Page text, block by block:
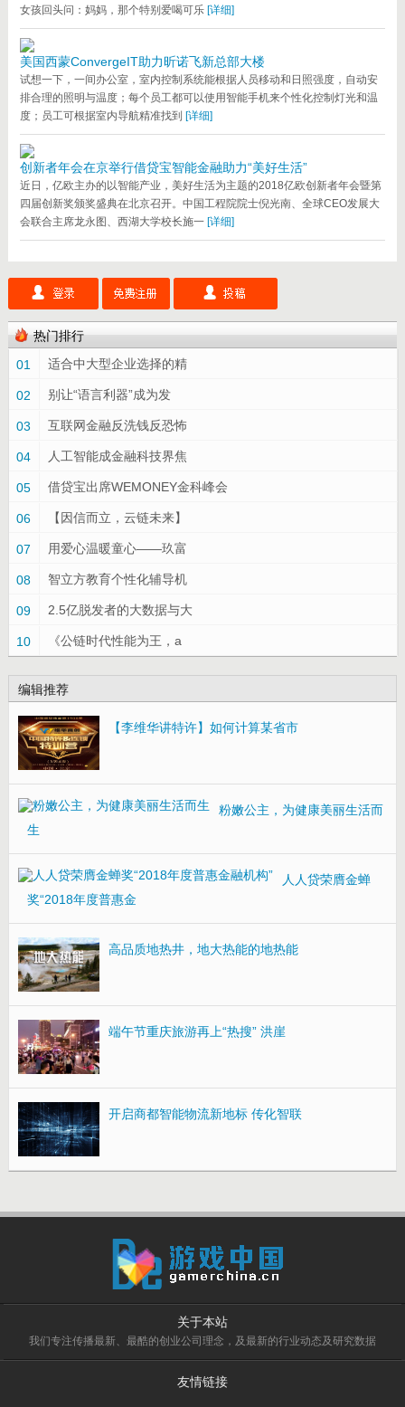
女孩回头问：妈妈，那个特别爱喝可乐 [详细]
美国西蒙ConvergeIT助力昕诺飞新总部大楼
试想一下，一间办公室，室内控制系统能根据人员移动和日照强度，自动安
排合理的照明与温度；每个员工都可以使用智能手机来个性化控制灯光和温
度；员工可根据室内导航精准找到 [详细]
创新者年会在京举行借贷宝智能金融助力“美好生活”
近日，亿欧主办的以智能产业，美好生活为主题的2018亿欧创新者年会暨第
四届创新奖颁奖盛典在北京召开。中国工程院院士倪光南、全球CEO发展大
会联合主席龙永图、西湖大学校长施一 [详细]
热门排行
01
适合中大型企业选择的精
02 别让“语言利器”成为发
03 互联网金融反洗钱反恐怖
04 人工智能成金融科技界焦
05 借贷宝出席WEMONEY金科峰会
06 【因信而立，云链未来】
07 用爱心温暖童心——玖富
08 智立方教育个性化辅导机
09 2.5亿脱发者的大数据与大
10 《公链时代性能为王，a
编辑推荐
【李维华讲特许】如何计算某省市
粉嫩公主，为健康美丽生活而
生
人人贷荣膺金蝉
奖“2018年度普惠金
高品质地热井，地大热能的地热能
端午节重庆旅游再上“热搜” 洪崖
开启商都智能物流新地标 传化智联
关于本站
我们专注传播最新、最酷的创业公司理念，及最新的行业动态及研究数据
友情链接